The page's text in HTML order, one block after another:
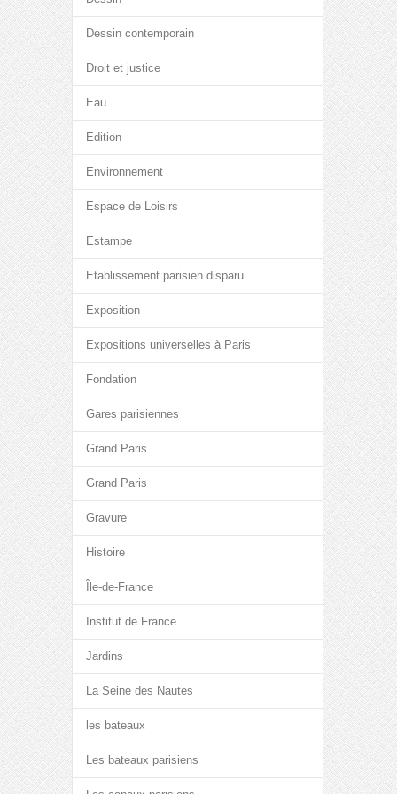
Dessin contemporain
Droit et justice
Eau
Edition
Environnement
Espace de Loisirs
Estampe
Etablissement parisien disparu
Exposition
Expositions universelles à Paris
Fondation
Gares parisiennes
Grand Paris
Grand Paris
Gravure
Histoire
Île-de-France
Institut de France
Jardins
La Seine des Nautes
les bateaux
Les bateaux parisiens